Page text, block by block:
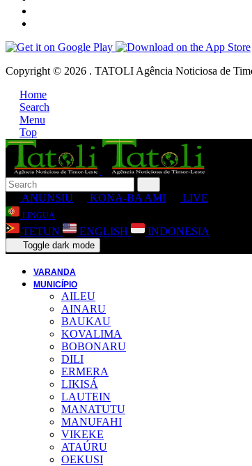
Copyright © 2026 . TATOLI Agência Noticiosa de
Home
Search
Menu
Top
ANUNSIU KONA-BA AMI LIVE
LINGUA
TETUN ENGLISH INDONESIA
Toggle dark mode
VARANDA
MUNICÍPIO
AILEU
AINARU
BAUKAU
KOVALIMA
BOBONARU
DILI
ERMERA
LIKISÁ
LAUTEIN
MANATUTU
MANUFAHI
VIKEKE
ATAÚRU
OEKUSI